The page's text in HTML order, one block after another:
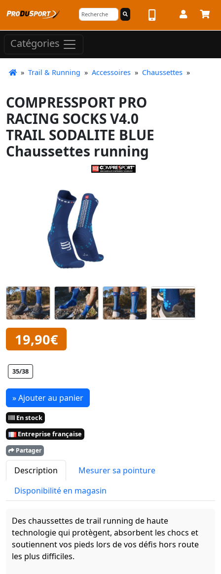
Catégories
» Trail & Running » Accessoires » Chaussettes »
COMPRESSPORT PRO
RACING SOCKS V4.0
TRAIL SODALITE BLUE
Chaussettes running
19,90€
35/38
» Ajouter au panier
En stock
Entreprise française
Partager
Description
Mesurer sa pointure
Disponibilité en magasin
Des chaussettes de trail running de haute
technologie qui protègent, absorbent les chocs et
soutiennent vos pieds lors de vos défis hors route
les plus difficiles.